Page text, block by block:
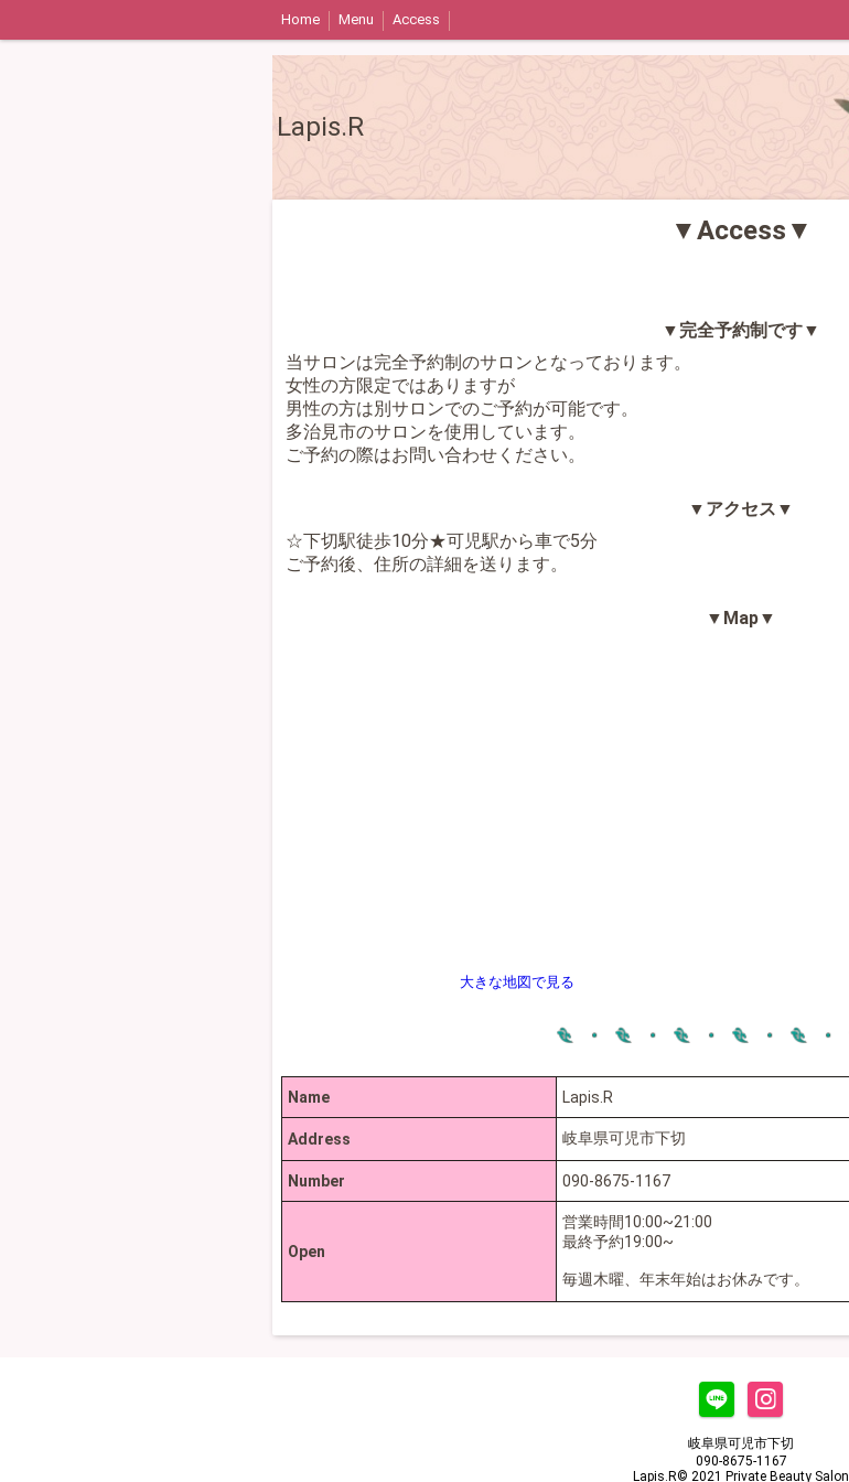
Home Menu Access
Lapis.R
▼Access▼
▼完全予約制です▼
当サロンは完全予約制のサロンとなっております。
女性の方限定ではありますが
男性の方は別サロンでのご予約が可能です。
多治見市のサロンを使用しています。
ご予約の際はお問い合わせください。
▼アクセス▼
☆下切駅徒歩10分★可児駅から車で5分
ご予約後、住所の詳細を送ります。
▼Map▼
大きな地図で見る
Name Lapis.R
Address 岐阜県可児市下切
Number 090-8675-1167
Open
営業時間10:00~21:00
最終予約19:00~
毎週木曜、年末年始はお休みです。
岐阜県可児市下切
090-8675-1167
Lapis.R© 2021 Private Beauty Salon